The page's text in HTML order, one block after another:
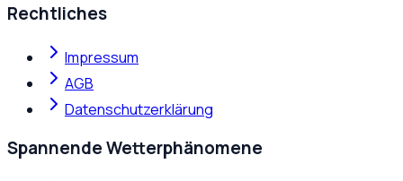
Rechtliches
Impressum
AGB
Datenschutzerklärung
Spannende Wetterphänomene